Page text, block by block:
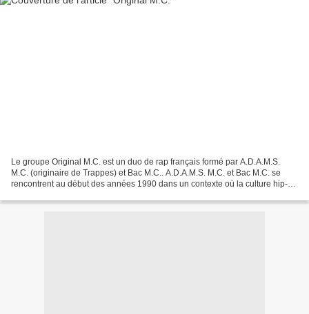
Le groupe Original M.C. est un duo de rap français formé par A.D.A.M.S.
M.C. (originaire de Trappes) et Bac M.C.. A.D.A.M.S. M.C. et Bac M.C. se
rencontrent au début des années 1990 dans un contexte où la culture hip-